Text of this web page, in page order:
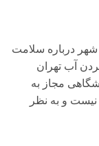
درباره سلامت
آب تهران
مجاز به
نیست و به نظر